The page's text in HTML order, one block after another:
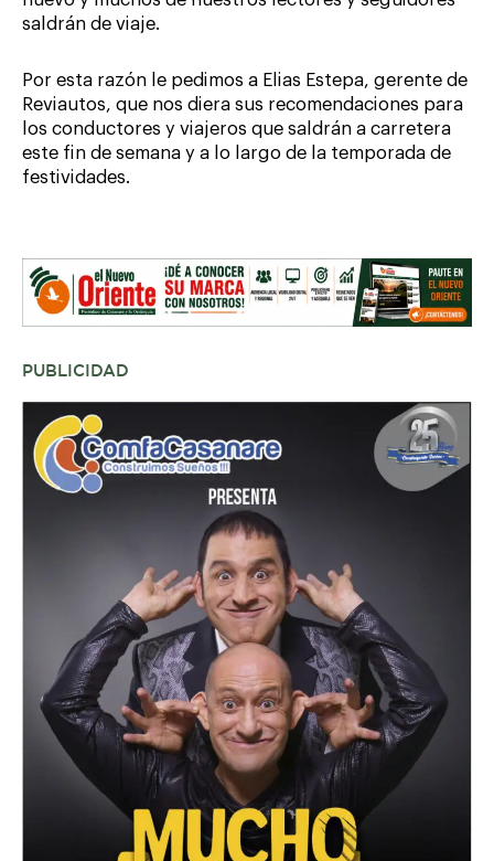
saldrán de viaje.
Por esta razón le pedimos a Elias Estepa, gerente de
Reviautos, que nos diera sus recomendaciones para
los conductores y viajeros que saldrán a carretera
este fin de semana y a lo largo de la temporada de
festividades.
PUBLICIDAD